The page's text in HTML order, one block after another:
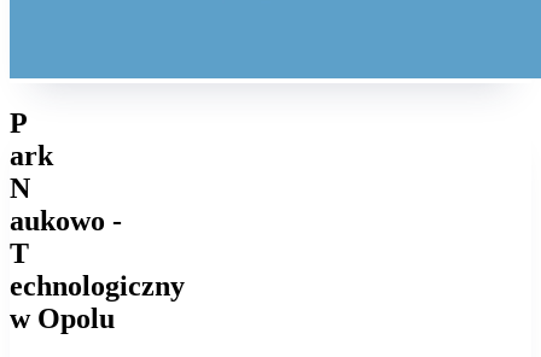
P
ark
N
aukowo -
T
echnologiczny
w Opolu